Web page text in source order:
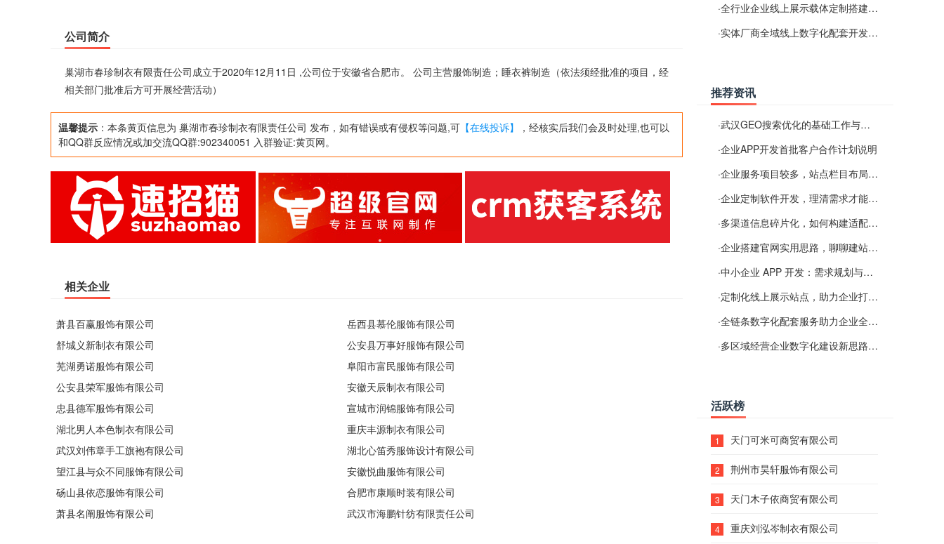
公司简介
巢湖市春珍制衣有限责任公司成立于2020年12月11日 ,公司位于安徽省合肥市。 公司主营服饰制造；睡衣裤制造（依法须经批准的项目，经
相关部门批准后方可开展经营活动）
温馨提示 ：本条黄页信息为 巢湖市春珍制衣有限责任公司 发布，如有错误或有侵权等问题,可 【在线投诉】
，经核实后我们会及时处理,也可以
和QQ群反应情况或加交流QQ群:902340051 入群验证:黄页网。
相关企业
萧县百赢服饰有限公司
舒城义新制衣有限公司
芜湖勇诺服饰有限公司
公安县荣军服饰有限公司
忠县德军服饰有限公司
湖北男人本色制衣有限公司
武汉刘伟章手工旗袍有限公司
望江县与众不同服饰有限公司
砀山县依恋服饰有限公司
萧县名阐服饰有限公司
岳西县慕伦服饰有限公司
公安县万事好服饰有限公司
阜阳市富民服饰有限公司
安徽天辰制衣有限公司
宣城市润锦服饰有限公司
重庆丰源制衣有限公司
湖北心笛秀服饰设计有限公司
安徽悦曲服饰有限公司
合肥市康顺时装有限公司
武汉市海鹏针纺有限责任公司
·全行业企业线上展示载体定制搭建服务
·实体厂商全域线上数字化配套开发与地域检索优化服务
推荐资讯
·武汉GEO搜索优化的基础工作与实施思路
·企业APP开发首批客户合作计划说明
·企业服务项目较多，站点栏目布局规划参考思路
·企业定制软件开发，理清需求才能提升数字化落地效率
·多渠道信息碎片化，如何构建适配 AI 检索的品牌信息源
·企业搭建官网实用思路，聊聊建站容易忽视的问题
·中小企业 APP 开发：需求规划与项目落地避坑经验分享
·定制化线上展示站点，助力企业打通线上经营渠道
·全链条数字化配套服务助力企业全域线上经营
·多区域经营企业数字化建设新思路：多端载体与地域检索一体化落地思路分享
活跃榜
1 天门可米可商贸有限公司
2 荆州市昊轩服饰有限公司
3 天门木子依商贸有限公司
4 重庆刘泓岑制衣有限公司